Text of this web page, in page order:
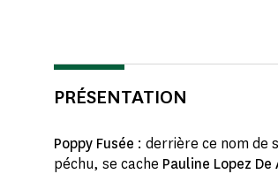
PRÉSENTATION
Poppy Fusée : derrière ce nom de
péchu, se cache Pauline Lopez De